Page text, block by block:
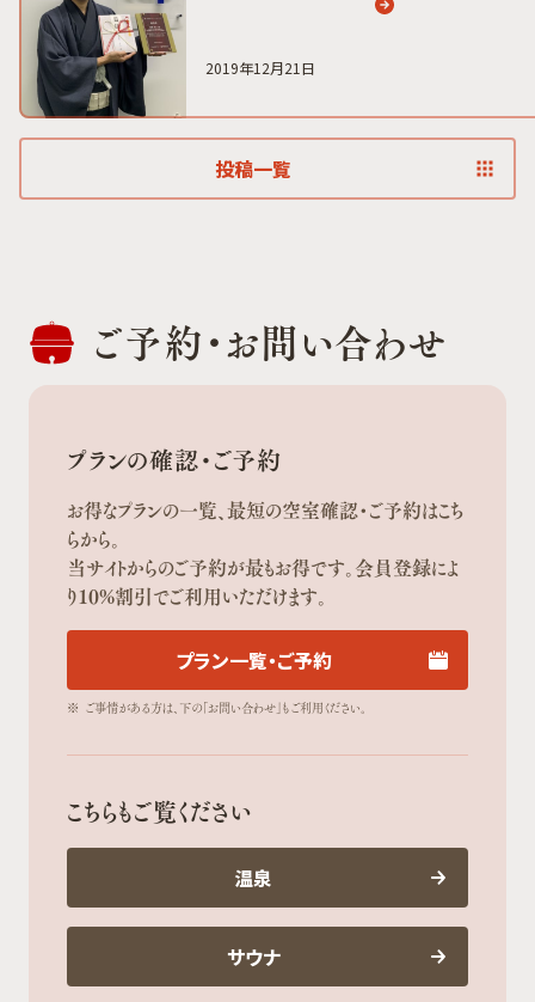
2019年12月21日
投稿一覧
ご予約・お問い合わせ
プランの確認・ご予約
お得なプランの一覧、最短の空室確認・ご予約はこち
らから。
当サイトからのご予約が最もお得です。会員登録によ
り10%割引でご利用いただけます。
プラン一覧・ご予約
※ ご事情がある方は、下の「お問い合わせ」もご利用ください。
こちらもご覧ください
温泉
サウナ